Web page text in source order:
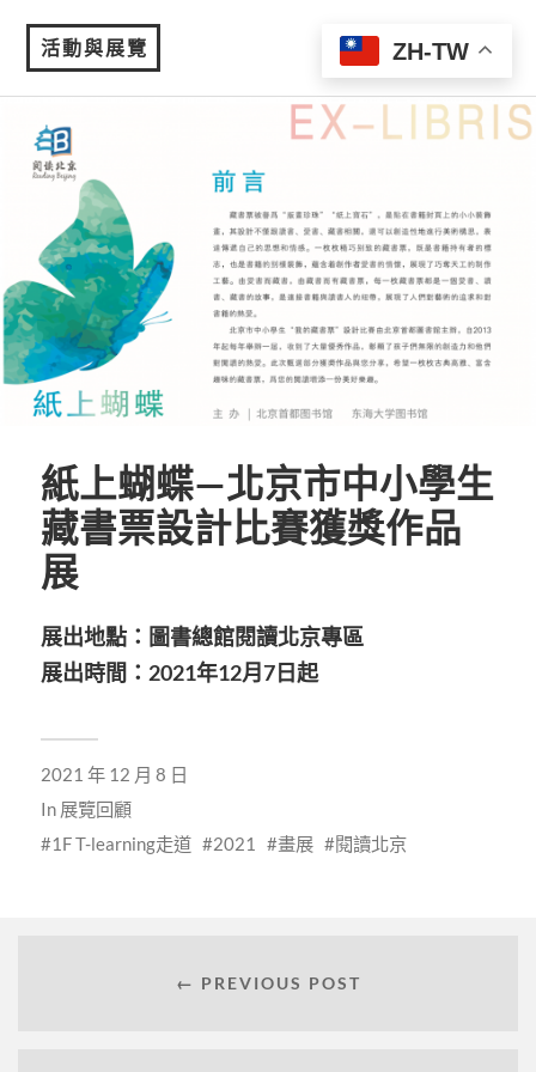
活動與展覽 MENU
紙上蝴蝶—北京市中小學生
藏書票設計比賽獲獎作品
展
展出地點：圖書總館閱讀北京專區
展出時間：2021年12月7日起
2021 年 12 月 8 日
In 展覽回顧
1F T-learning走道
2021 畫展 閱讀北京
← PREVIOUS POST
ZH-TW